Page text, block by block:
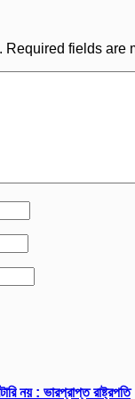
Required fields are
নয় : ভারপ্রাপ্ত রাষ্ট্রপতি